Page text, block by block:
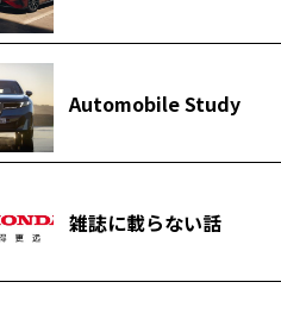
Automobile Study
雑誌に載らない話